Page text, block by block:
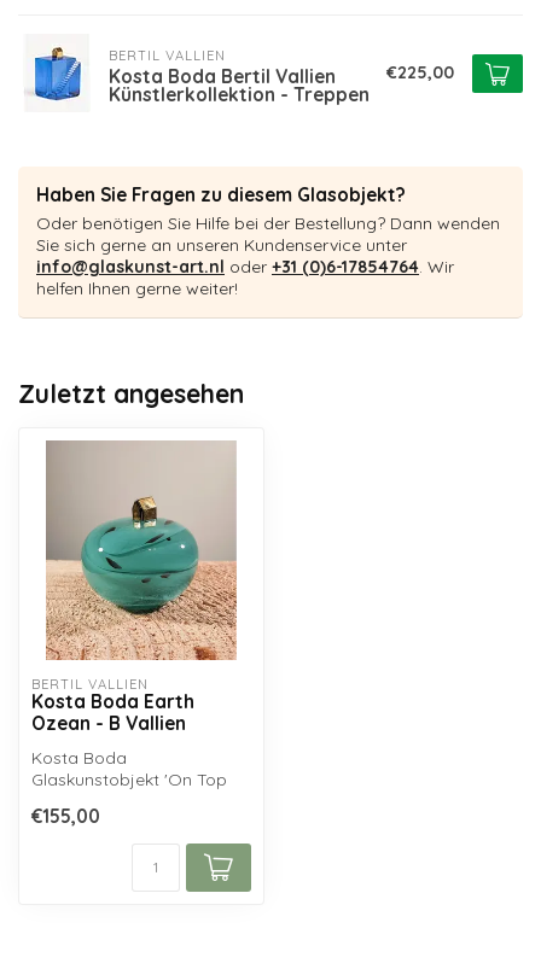
BERTIL VALLIEN
Kosta Boda Bertil Vallien
Künstlerkollektion - Treppen
€225,00
Haben Sie Fragen zu diesem Glasobjekt?
Oder benötigen Sie Hilfe bei der Bestellung? Dann wenden
Sie sich gerne an unseren Kundenservice unter
info@glaskunst-art.nl oder +31 (0)6-17854764. Wir
helfen Ihnen gerne weiter!
Zuletzt angesehen
BERTIL VALLIEN
Kosta Boda Earth
Ozean - B Vallien
Kosta Boda
Glaskunstobjekt 'On Top
Earth-Serie von Bertil ...
€155,00